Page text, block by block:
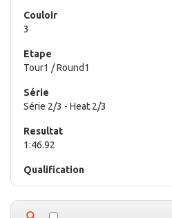
3
Tour1 / Round1
Série 2/3 - Heat 2/3
1:46.92